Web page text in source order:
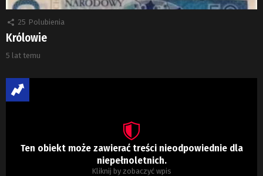
25 Polubienia
Królowie
5 lat temu
Ten obiekt może zawierać treści nieodpowiednie dla
niepełnoletnich.
Kliknij by zobaczyć wpis